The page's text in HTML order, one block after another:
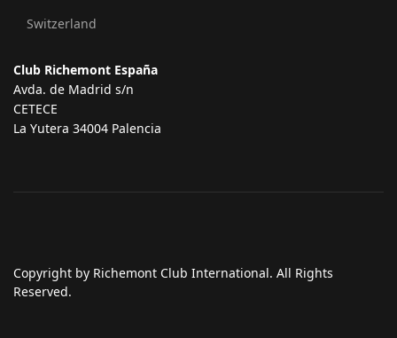
Switzerland
Club Richemont España
Avda. de Madrid s/n
CETECE
La Yutera 34004 Palencia
Copyright by Richemont Club International. All Rights
Reserved.